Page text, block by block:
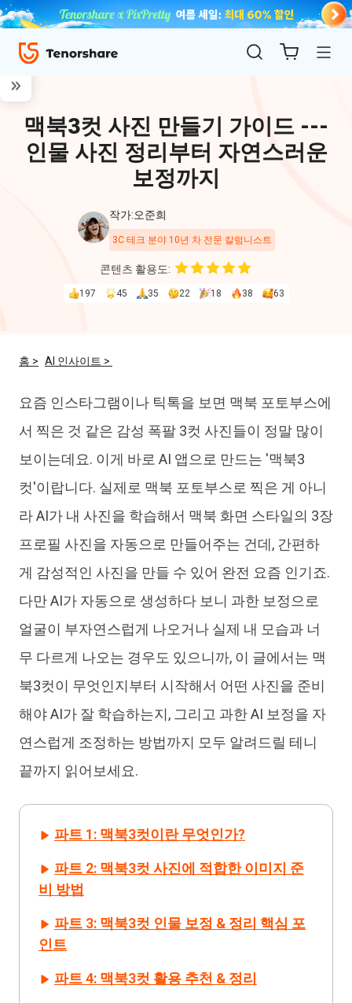
ReiBoot
4uKey
맥북3컷 사진 만들기 가이드 ---
인물 사진 정리부터 자연스러운
보정까지
작가:오준희
3C 테크 분야 10년 차 전문 칼럼니스트
콘텐츠 활용도:
197 45 35 22 18 38 63
홈 > AI 인사이트 >
요즘 인스타그램이나 틱톡을 보면 맥북 포토부스에
서 찍은 것 같은 감성 폭팔 3컷 사진들이 정말 많이
보이는데요. 이게 바로 AI 앱으로 만드는 '맥북3
컷'이랍니다. 실제로 맥북 포토부스로 찍은 게 아니
라 AI가 내 사진을 학습해서 맥북 화면 스타일의 3장
프로필 사진을 자동으로 만들어주는 건데, 간편하
게 감성적인 사진을 만들 수 있어 완전 요즘 인기죠.
다만 AI가 자동으로 생성하다 보니 과한 보정으로
얼굴이 부자연스럽게 나오거나 실제 내 모습과 너
무 다르게 나오는 경우도 있으니까, 이 글에서는 맥
북3컷이 무엇인지부터 시작해서 어떤 사진을 준비
해야 AI가 잘 학습하는지, 그리고 과한 AI 보정을 자
연스럽게 조정하는 방법까지 모두 알려드릴 테니
끝까지 읽어보세요.
파트 1: 맥북3컷이란 무엇인가?
파트 2: 맥북3컷 사진에 적합한 이미지 준
비 방법
파트 3: 맥북3컷 인물 보정 & 정리 핵심 포
인트
파트 4: 맥북3컷 활용 추천 & 정리